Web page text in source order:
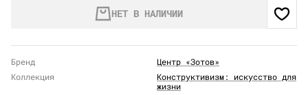
НЕТ В НАЛИЧИИ
Бренд
Центр «Зотов»
Коллекция
Конструктивизм: искусство для
жизни